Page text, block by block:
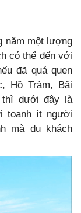
năm một lượng
có thể đến với
đã quá quen
Hồ Tràm, Bãi
dưới đây là
toanh ít người
mà du khách